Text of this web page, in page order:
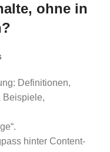
ohne in
Definitionen,
Beispiele,
hinter Content-